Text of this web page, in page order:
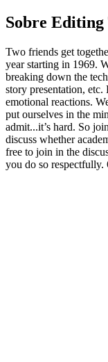
Sobre Editing
Two friends get
year starting in 1969.
breaking down the
story presentation,
emotional reactions.
put ourselves in the
admit...it’s hard. So
discuss whether
free to join in the
you do so respectfully.